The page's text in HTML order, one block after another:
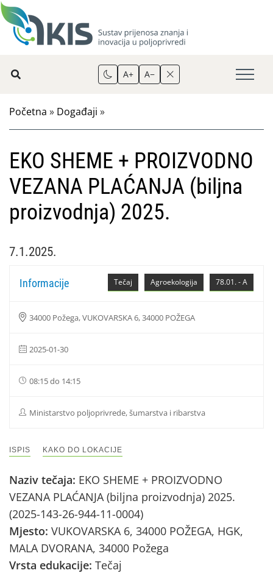
A+ A−
Početna » Događaji »
EKO SHEME + PROIZVODNO
VEZANA PLAĆANJA (biljna
proizvodnja) 2025.
7.1.2025.
78.01. - A
Agroekologija
Tečaj
Informacije
34000 Požega, VUKOVARSKA 6, 34000 POŽEGA
2025-01-30
08:15 do 14:15
Ministarstvo poljoprivrede, šumarstva i ribarstva
ISPIS KAKO DO LOKACIJE
Naziv tečaja: EKO SHEME + PROIZVODNO
VEZANA PLAĆANJA (biljna proizvodnja) 2025.
(2025-143-26-944-11-0004)
Mjesto: VUKOVARSKA 6, 34000 POŽEGA, HGK,
MALA DVORANA, 34000 Požega
Vrsta edukacije: Tečaj